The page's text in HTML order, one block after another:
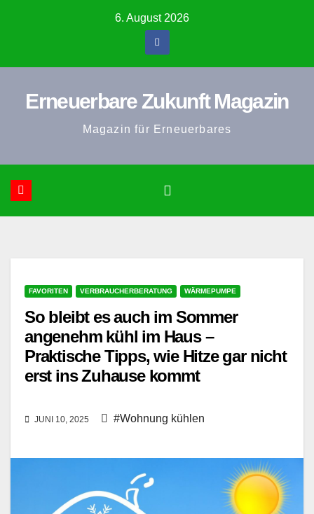
6. August 2026
Erneuerbare Zukunft Magazin
Magazin für Erneuerbares
FAVORITEN VERBRAUCHERBERATUNG WÄRMEPUMPE
So bleibt es auch im Sommer
angenehm kühl im Haus –
Praktische Tipps, wie Hitze gar nicht
erst ins Zuhause kommt
JUNI 10, 2025 #Wohnung kühlen